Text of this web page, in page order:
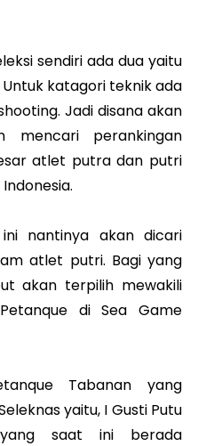
sendiri ada dua yaitu
katagori teknik ada
Jadi disana akan
mencari perankingan
atlet putra dan putri
ini nantinya akan dicari
atlet putri. Bagi yang
akan terpilih mewakili
di Sea Game
Tabanan yang
yaitu, I Gusti Putu
saat ini berada